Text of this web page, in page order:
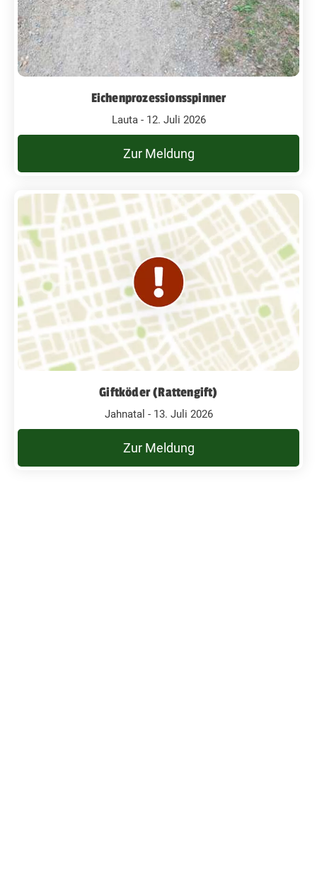
Eichenprozessionsspinner
Lauta - 12. Juli 2026
Zur Meldung
Giftköder (Rattengift)
Jahnatal - 13. Juli 2026
Zur Meldung